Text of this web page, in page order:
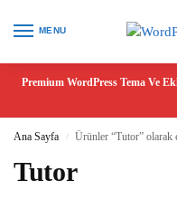
MENU
Premium WordPress Tema Ve
Ana Sayfa / Ürünler “Tutor” olarak
Tutor